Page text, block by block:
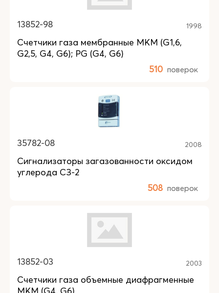
13852-98 1998
Счетчики газа мембранные MKM (G1,6,
G2,5, G4, G6); PG (G4, G6)
510 поверок
35782-08 2008
Сигнализаторы загазованности оксидом
углерода СЗ-2
508 поверок
13852-03 2003
Счетчики газа объемные диафрагменные